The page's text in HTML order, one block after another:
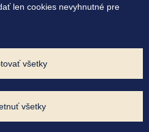
len cookies nevyhnutné pre
všetky
všetky